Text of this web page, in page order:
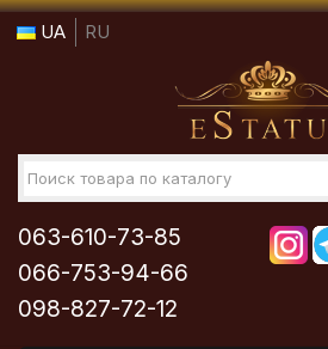
UA RU
063-610-73-85
066-753-94-66
098-827-72-12